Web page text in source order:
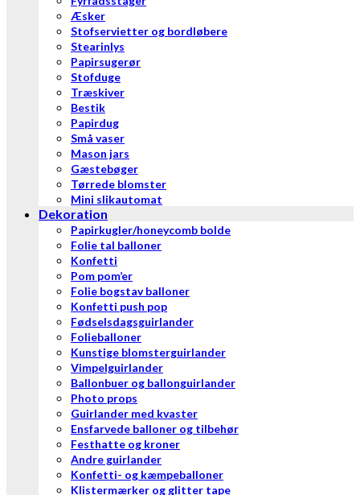
Æsker
Stofservietter og bordløbere
Stearinlys
Papirsugerør
Stofduge
Træskiver
Bestik
Papirdug
Små vaser
Mason jars
Gæstebøger
Tørrede blomster
Mini slikautomat
Dekoration
Papirkugler/honeycomb bolde
Folie tal balloner
Konfetti
Pom pom’er
Folie bogstav balloner
Konfetti push pop
Fødselsdagsguirlander
Folieballoner
Kunstige blomsterguirlander
Vimpelguirlander
Ballonbuer og ballonguirlander
Photo props
Guirlander med kvaster
Ensfarvede balloner og tilbehør
Festhatte og kroner
Andre guirlander
Konfetti- og kæmpeballoner
Klistermærker og glitter tape